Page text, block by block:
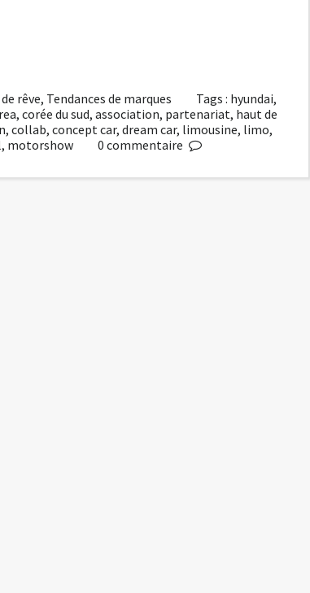
rêve, Tendances de marques Tags : hyundai,
, corée du sud, association, partenariat, haut de
, collab, concept car, dream car, limousine, limo,
, motorshow 0 commentaire